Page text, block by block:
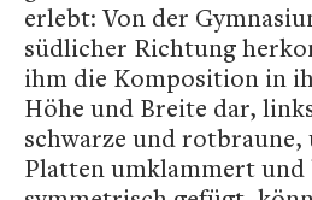
erlebt: Von der
südlicher Richtung
ihm die Komposition in
Höhe und Breite dar,
schwarze und rotbraune,
Platten umklammert und